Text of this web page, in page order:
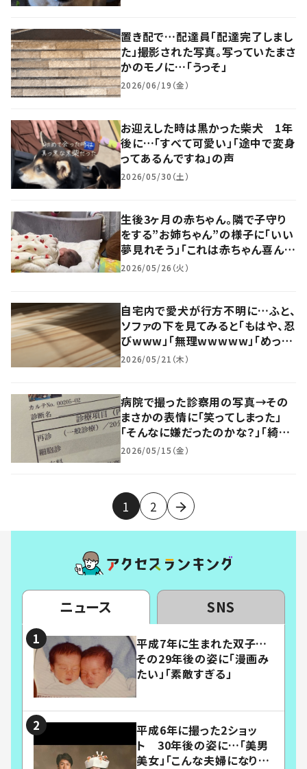
置き配で…配達員「配達完了しまし
た」撮影された写真。写っていたまさ
かのモノに…「うっそ」
2026/06/19（金）
お迎えした時は黒かった柴犬 1年
後に…「すべて可愛い」「途中で変身
ってあるんですね」の声
2026/05/30（土）
生後3ヶ月の赤ちゃん。隣で子守り
をする”お姉ちゃん”の様子に「いい
夢見れそう」「これは赤ちゃん喜んで
寝ない」
2026/05/26（火）
自宅内で愛犬が行方不明に…ふと、
ソファの下を見てみると「もはや、忍
びwww」「無理wwwww」「めっち
ゃ笑いましたwwww」
2026/05/21（木）
病院で撮った診察用の写真→その
まさかの表情に「笑ってしまった」
「そんなに嫌だったのかな？」「綺麗
に撮れてる」
2026/05/15（金）
1 2
ニュース SNS
平成7年に生まれた双子…
その29年後の姿に「漫画み
たい」「素敵すぎる」
平成6年に撮った2ショッ
ト 30年後の姿に…「美男
美女」「こんな夫婦になりた